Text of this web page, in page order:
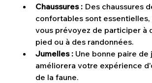
Chaussures : Des chaussures
confortables sont essentielles,
vous prévoyez de participer à
pied ou à des randonnées.
Jumelles : Une bonne paire de
améliorera votre expérience
de la faune.